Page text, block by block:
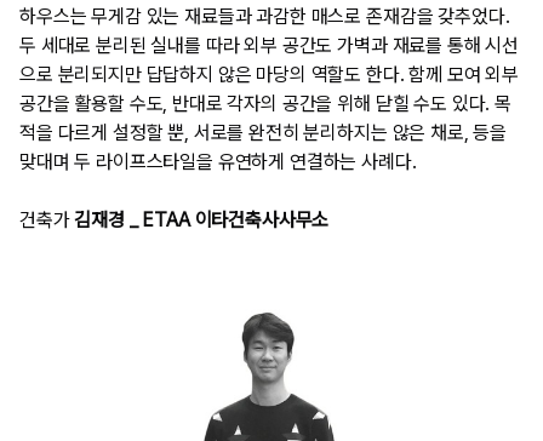
하우스는 무게감 있는 재료들과 과감한 매스로 존재감을 갖추었다.
두 세대로 분리된 실내를 따라 외부 공간도 가벽과 재료를 통해 시선
으로 분리되지만 답답하지 않은 마당의 역할도 한다. 함께 모여 외부
공간을 활용할 수도, 반대로 각자의 공간을 위해 닫힐 수도 있다. 목
적을 다르게 설정할 뿐, 서로를 완전히 분리하지는 않은 채로, 등을
맞대며 두 라이프스타일을 유연하게 연결하는 사례다.
건축가김재경 _ ETAA 이타건축사사무소